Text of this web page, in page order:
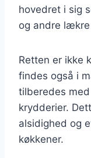
hovedret i sig
og andre
Retten er ikke
findes også i
tilberedes
krydderier.
alsidighed og
køkkener.